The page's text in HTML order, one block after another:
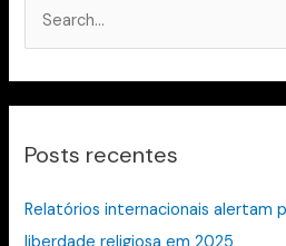
u
s
Posts recentes
Relatórios internacionais alertam